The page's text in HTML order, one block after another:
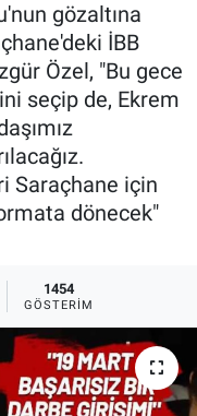
gözaltına
İBB
Özel, "Bu gece
seçip de, Ekrem
Saraçhane için
dönecek"
1454
GÖSTERIM